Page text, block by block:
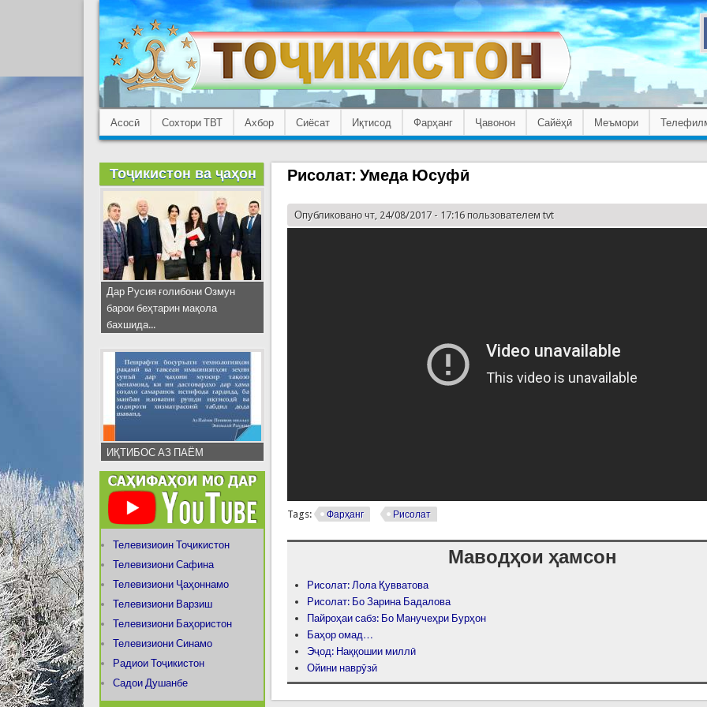
Асосӣ Сохтори ТВТ Ахбор Сиёсат Иқтисод Фарҳанг Ҷавонон Сайёҳӣ Меъмори
Рисолат: Умеда Юсуфӣ
Опубликовано чт, 24/08/2017 - 17:16 пользователемtvt
Tags: Фарҳанг Рисолат
Маводҳои ҳамсон
Рисолат: Лола Қувватова
Рисолат: Бо Зарина Бадалова
Пайроҳаи сабз: Бо Манучеҳри Бурҳон
Баҳор омад…
Эҷод: Наққошии миллӣ
Ойини наврӯзӣ
Тоҷикистон ва ҷаҳон
Дар Русия ғолибони Озмун
барои беҳтарин мақола
бахшида...
ИҚТИБОС АЗ ПАЁМ
Телевизиоин Тоҷикистон
Телевизиони Сафина
Телевизиони Ҷаҳоннамо
Телевизиони Варзиш
Телевизиони Баҳористон
Телевизиони Синамо
Радиои Тоҷикистон
Садои Душанбе